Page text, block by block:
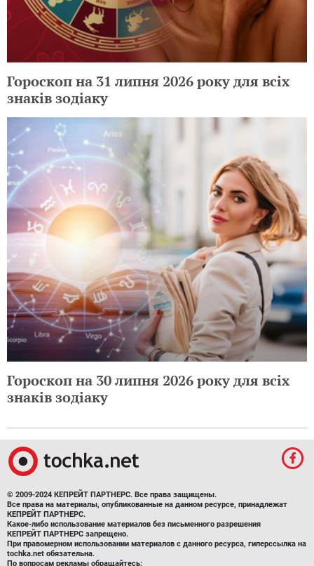
Гороскоп на 31 липня 2026 року для всіх
знаків зодіаку
Гороскоп на 30 липня 2026 року для всіх
знаків зодіаку
© 2009-2024 КЕПРЕЙТ ПАРТНЕРС. Все права защищены.
Все права на материалы, опубликованные на данном ресурсе, принадлежат
КЕПРЕЙТ ПАРТНЕРС.
Какое-либо использование материалов без письменного разрешения
КЕПРЕЙТ ПАРТНЕРС запрещено.
При правомерном использовании материалов с данного ресурса, гиперссылка на
tochka.net обязательна.
По вопросам рекламы обращайтесь: